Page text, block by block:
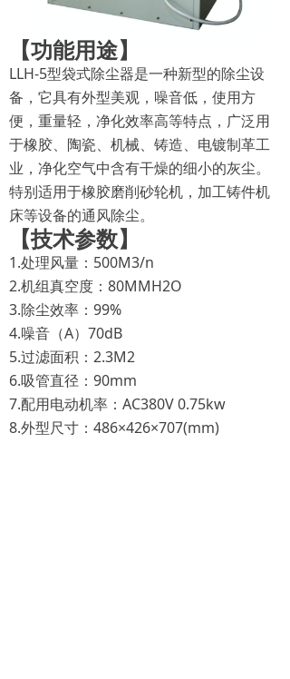
【功能用途】
LLH-5型袋式除尘器是一种新型的除尘设
备，它具有外型美观，噪音低，使用方
便，重量轻，净化效率高等特点，广泛用
于橡胶、陶瓷、机械、铸造、电镀制革工
业，净化空气中含有干燥的细小的灰尘。
特别适用于橡胶磨削砂轮机，加工铸件机
床等设备的通风除尘。
【技术参数】
1.处理风量：500M3/n
2.机组真空度：80MMH2O
3.除尘效率：99%
4.噪音（A）70dB
5.过滤面积：2.3M2
6.吸管直径：90mm
7.配用电动机率：AC380V 0.75kw
8.外型尺寸：486×426×707(mm)